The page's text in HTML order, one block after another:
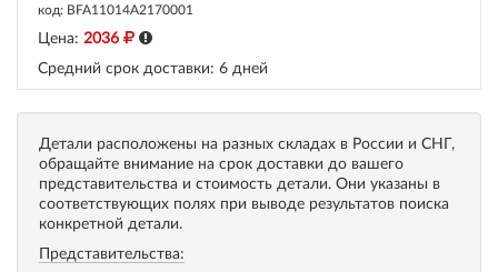
код: BFA11014A2170001
Цена: 2036
Средний срок доставки: 6 дней
Детали расположены на разных складах в России и СНГ,
обращайте внимание на срок доставки до вашего
представительства и стоимость детали. Они указаны в
соответствующих полях при выводе результатов поиска
конкретной детали.
Представительства: